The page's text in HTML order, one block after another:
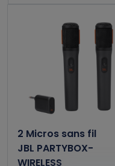
2 Micros sans fil
JBL PARTYBOX-
WIRELESS